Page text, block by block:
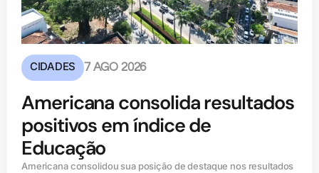
CIDADES 7 AGO 2026
Americana consolida resultados
positivos em índice de
Educação
Americana consolidou sua posição de destaque nos resultados